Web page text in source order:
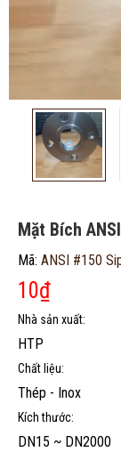
Mặt Bích
Mã: ANSI #150
10₫
Nhà sản xuất:
HTP
Chất liệu:
Thép - Inox
Kích thước:
DN15 ~ DN2000